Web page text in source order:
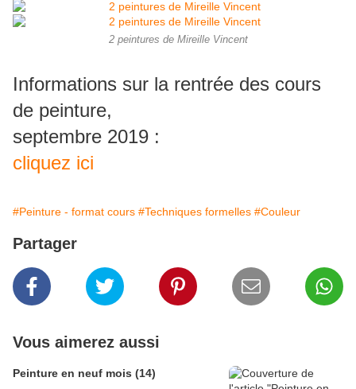
2 peintures de Mireille Vincent
Informations sur la rentrée des cours
de peinture,
septembre 2019 :
cliquez ici
#Peinture - format cours #Techniques formelles #Couleur
Partager
Vous aimerez aussi
Peinture en neuf mois (14)